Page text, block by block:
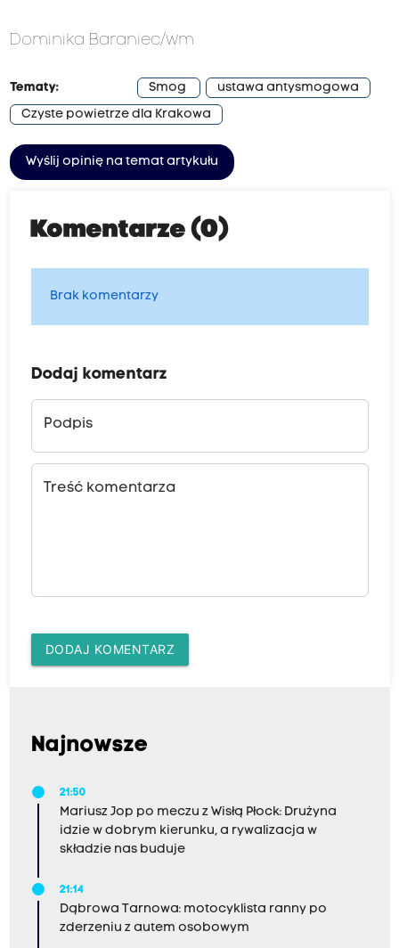
Dominika Baraniec/wm
Tematy: Smog
ustawa antysmogowa
Czyste powietrze dla Krakowa
Wyślij opinię na temat artykułu
Komentarze (0)
Brak komentarzy
Dodaj komentarz
Podpis
Treść komentarza
DODAJ KOMENTARZ
Najnowsze
21:50
Mariusz Jop po meczu z Wisłą Płock: Drużyna
idzie w dobrym kierunku, a rywalizacja w
składzie nas buduje
21:14
Dąbrowa Tarnowa: motocyklista ranny po
zderzeniu z autem osobowym